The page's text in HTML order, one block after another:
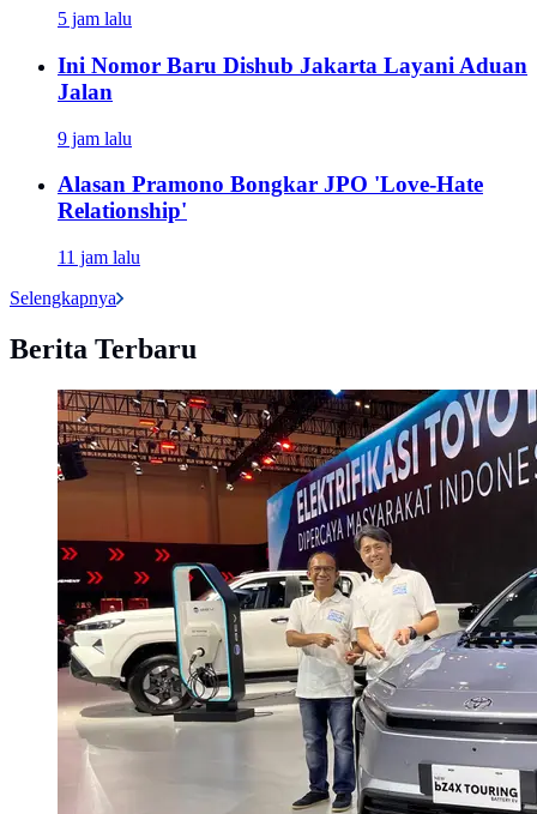
5 jam lalu
Ini Nomor Baru Dishub Jakarta Layani Aduan
Jalan
9 jam lalu
Alasan Pramono Bongkar JPO 'Love-Hate
Relationship'
11 jam lalu
Selengkapnya
Berita Terbaru